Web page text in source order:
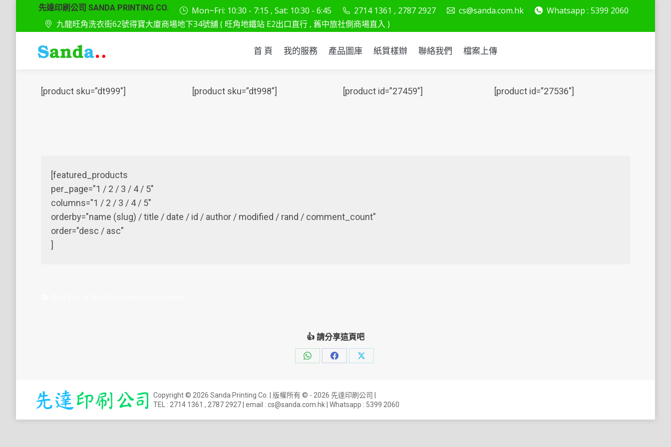
先達印刷公司 SANDA PRINTING CO. Mon~Fri: 10:30 - 7:15 , Sat: 10:30 - 6:45 2714 1361 , 2787 2927 cs@sanda.com.hk
Whatsapp : 5399 2060
九龍旺角洗衣街62號得寶大廈商場地下34號舖 ( 旺角地鐵站 E2出口直行 , 舊中旅社側商場直入 )
首 頁 我的服務 產品圖庫 紙質樣辦 聯絡我們 檔案上傳
[product sku=”dt999″] [product sku=”dt998″] [product id=”27459″] [product id=”27536″]
[featured_products
per_page="1 / 2 / 3 / 4 / 5"
columns="1 / 2 / 3 / 4 / 5"
orderby="name (slug) / title / date / id / author / modified / rand / comment_count"
order="desc / asc"
]
👍 請分享這頁吧
Share
WhatsApp
Share
Facebook
Share
X
Copyright © 2026 Sanda Printing Co. | 版權所有 © - 2026 先達印刷公司 |
TEL : 2714 1361 , 2787 2927| email : cs@sanda.com.hk| Whatsapp : 5399 2060
首 頁 我的服務 產品圖庫